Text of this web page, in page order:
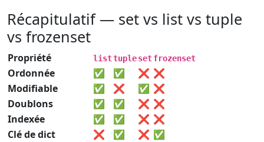
Récapitulatif — set vs list vs tuple
vs frozenset
Propriété listtuplesetfrozenset
Ordonnée ✅ ✅ ❌ ❌
Modifiable
✅ ❌ ✅ ❌
Doublons
✅ ✅ ❌ ❌
Indexée
✅ ✅ ❌ ❌
Clé de dict
❌ ✅ ❌ ✅